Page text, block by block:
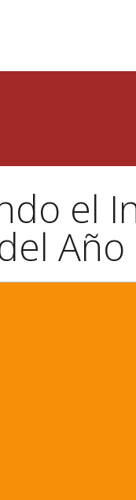
el
Año